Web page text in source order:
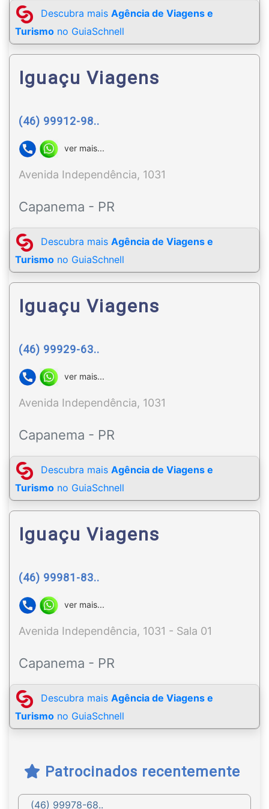
Descubra mais Agência de Viagens e
Turismo no GuiaSchnell
Iguaçu Viagens
(46) 99912-98..
ver mais...
Avenida Independência, 1031
Capanema - PR
Descubra mais Agência de Viagens e
Turismo no GuiaSchnell
Iguaçu Viagens
(46) 99929-63..
ver mais...
Avenida Independência, 1031
Capanema - PR
Descubra mais Agência de Viagens e
Turismo no GuiaSchnell
Iguaçu Viagens
(46) 99981-83..
ver mais...
Avenida Independência, 1031 - Sala 01
Capanema - PR
Descubra mais Agência de Viagens e
Turismo no GuiaSchnell
Patrocinados recentemente
(46) 99978-68..